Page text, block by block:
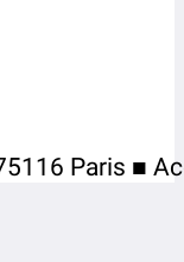
Paris ■